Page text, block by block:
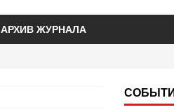
АРХИВ ЖУРНАЛА